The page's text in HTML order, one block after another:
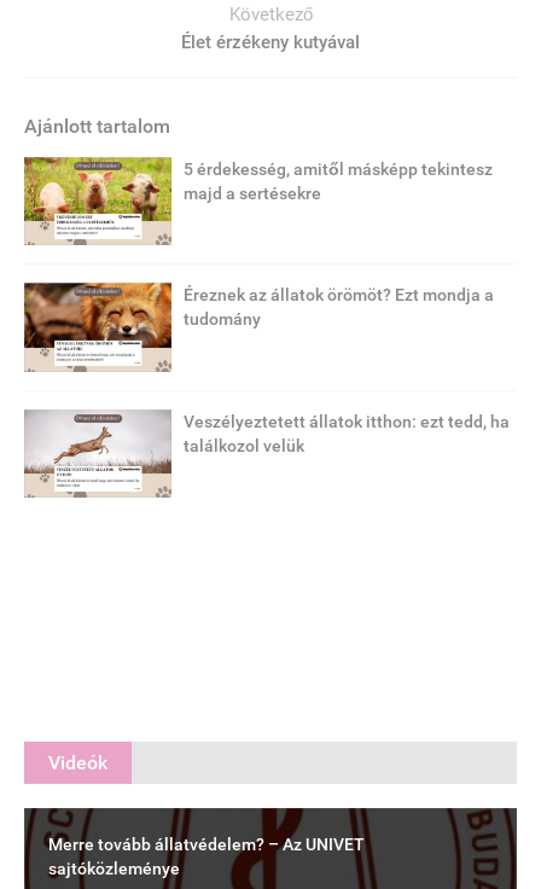
Következő
Élet érzékeny kutyával
Ajánlott tartalom
5 érdekesség, amitől másképp tekintesz
majd a sertésekre
Éreznek az állatok örömöt? Ezt mondja a
tudomány
Veszélyeztetett állatok itthon: ezt tedd, ha
találkozol velük
Videók
Merre tovább állatvédelem? – Az UNIVET
sajtóközleménye